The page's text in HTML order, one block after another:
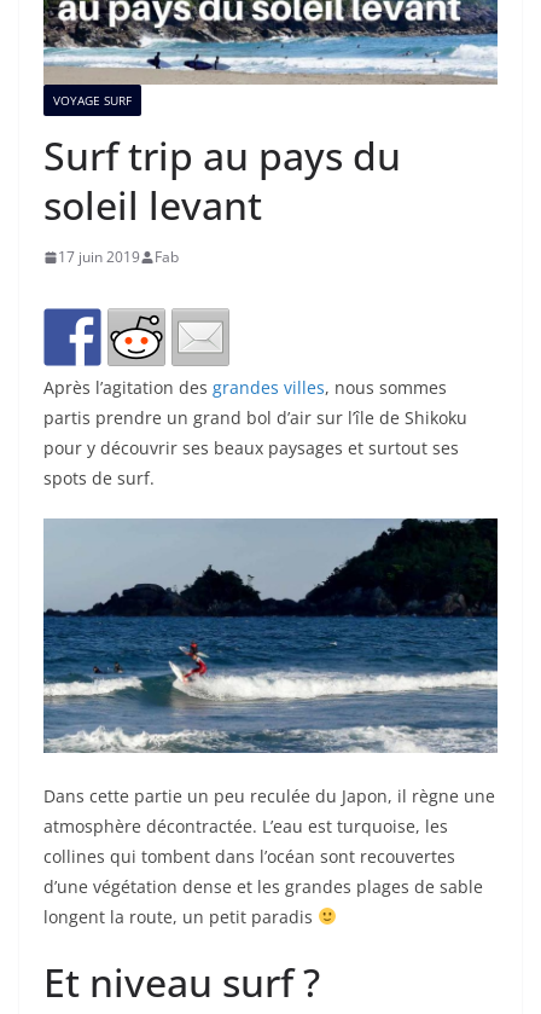
VOYAGE SURF
Surf trip au pays du
soleil levant
17 juin 2019 Fab
Après l’agitation des grandes villes, nous sommes
partis prendre un grand bol d’air sur l’île de Shikoku
pour y découvrir ses beaux paysages et surtout ses
spots de surf.
Dans cette partie un peu reculée du Japon, il règne une
atmosphère décontractée. L’eau est turquoise, les
collines qui tombent dans l’océan sont recouvertes
d’une végétation dense et les grandes plages de sable
longent la route, un petit paradis
Et niveau surf ?